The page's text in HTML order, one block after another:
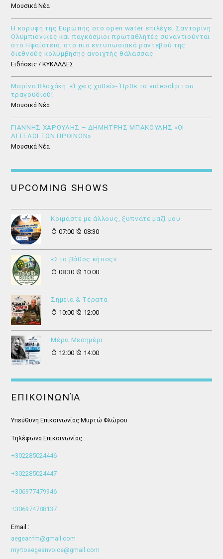
Μουσικά Νέα
Η κορυφή της Ευρώπης στο open water επιλέγει Σαντορίνη
Ολυμπιονίκες και παγκόσμιοι πρωταθλητές συναντιούνται
στο Ηφαίστειο, στο πιο εντυπωσιακό ραντεβού της
διεθνούς κολύμβησης ανοιχτής θάλασσας
Ειδήσεις / ΚΥΚΛΑΔΕΣ
Μαρίνα Βλαχάκη: «Έχεις χαθεί»- Ήρθε το videoclip του
τραγουδιού!
Μουσικά Νέα
ΓΙΑΝΝΗΣ ΧΑΡΟΥΛΗΣ – ΔΗΜΗΤΡΗΣ ΜΠΑΚΟΥΛΗΣ «ΟΙ
ΑΓΓΕΛΟΙ ΤΩΝ ΠΡΩΙΝΩΝ»
Μουσικά Νέα
UPCOMING SHOWS
Κοιμάστε με άλλους, ξυπνάτε μαζί μου
07:00
08:30
«Στο βάθος κήπος»
08:30
10:00
Σημεία & Τέρατα
10:00
12:00
Μέρα Μεσημέρι
12:00
14:00
ΕΠΙΚΟΙΝΩΝΊΑ
Υπεύθυνη Επικοινωνίας Μυρτώ Φλώρου
Τηλέφωνα Επικοινωνίας :
+302285024446
+302285024447
+306977479946
+306974788137
Email :
aegeanfm@gmail.com
myrtoaegeanvoice@gmail.com